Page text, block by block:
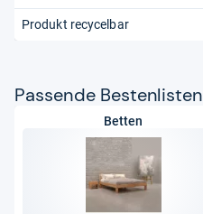
Produkt recycelbar
Pas­sende Bes­ten­lis­ten
Betten